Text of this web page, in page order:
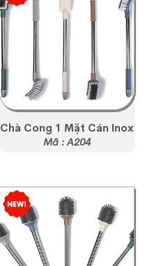
Chà Cong 1 Mặt Cán Inox
Mã : A204